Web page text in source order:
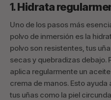
1.Hidrata
Uno de los pasos más
polvo de inmersión es la
polvo son resistentes, tus
secas y quebradizas debajo.
aplica regularmente un
crema de manos. Esto
tus uñas como la piel